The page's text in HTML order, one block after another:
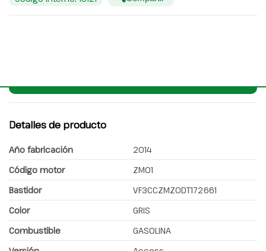
Detalles de producto
Año fabricación
2014
Código motor
ZM01
Bastidor
VF3CCZMZ0DT172661
Color
GRIS
Combustible
GASOLINA